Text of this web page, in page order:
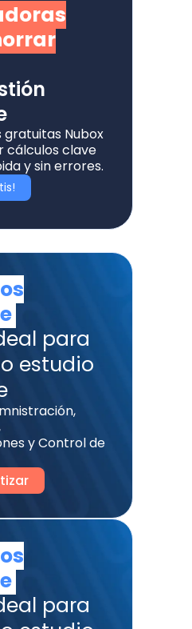
Nubox
cálculos clave
y sin errores.
para
o estudio
y Control de
para